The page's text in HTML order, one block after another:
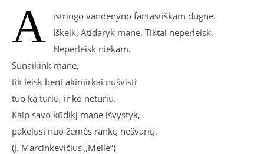
A
istringo vandenyno fantastiškam dugne.
Iškelk. Atidaryk mane. Tiktai neperleisk.
Neperleisk niekam.
Sunaikink mane,
tik leisk bent akimirkai nušvisti
tuo ką turiu, ir ko neturiu.
Kaip savo kūdikį mane išvystyk,
pakėlusi nuo žemės rankų nešvarių.
(J. Marcinkevičius „Meilė”)